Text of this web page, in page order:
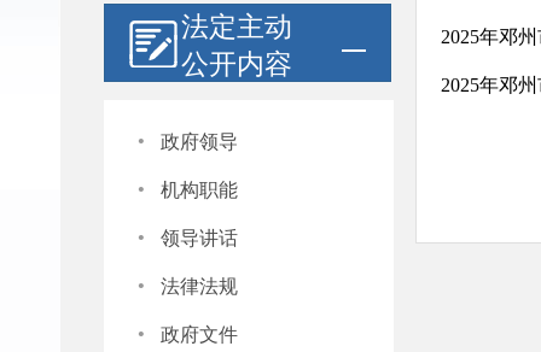
法定主动
公开内容
· 政府领导
· 机构职能
· 领导讲话
· 法律法规
· 政府文件
2025年邓
2025年邓